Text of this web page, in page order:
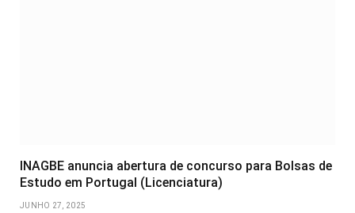
INAGBE anuncia abertura de concurso para Bolsas de
Estudo em Portugal (Licenciatura)
JUNHO 27, 2025